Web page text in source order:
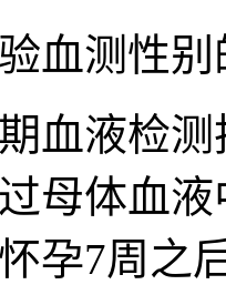
测性别
液检测
母体血
孕7周之